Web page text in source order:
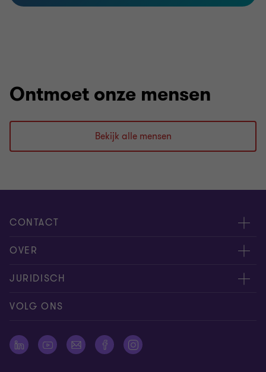
Ontmoet onze mensen
Bekijk alle mensen
CONTACT
Evenementen
Neem contact op
OVER
Carrière
Over ons
Pers
JURIDISCH
Algemene voorwaarden
Cookievoorkeuren
VOLG ONS